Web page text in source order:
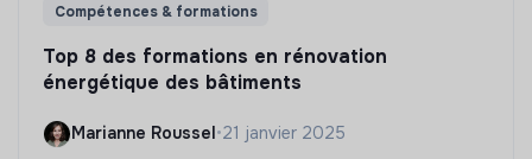
Compétences & formations
Top 8 des formations en rénovation
énergétique des bâtiments
Marianne Roussel•21 janvier 2025